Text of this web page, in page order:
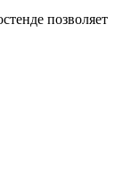
позволяет